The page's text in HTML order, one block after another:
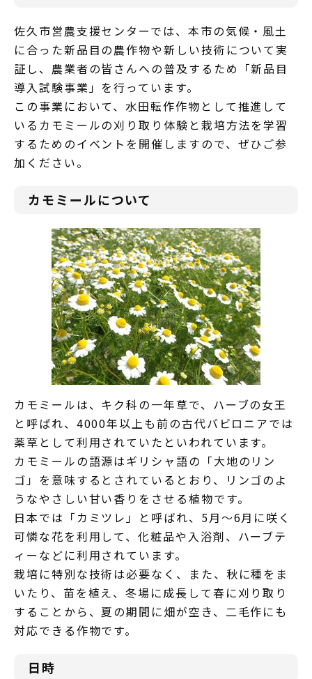
佐久市営農支援センターでは、本市の気候・風土
に合った新品目の農作物や新しい技術について実
証し、農業者の皆さんへの普及するため「新品目
導入試験事業」を行っています。
この事業において、水田転作作物として推進して
いるカモミールの刈り取り体験と栽培方法を学習
するためのイベントを開催しますので、ぜひご参
加ください。
カモミールについて
カモミールは、キク科の一年草で、ハーブの女王
と呼ばれ、4000年以上も前の古代バビロニアでは
薬草として利用されていたといわれています。
カモミールの語源はギリシャ語の「大地のリン
ゴ」を意味するとされているとおり、リンゴのよ
うなやさしい甘い香りをさせる植物です。
日本では「カミツレ」と呼ばれ、5月～6月に咲く
可憐な花を利用して、化粧品や入浴剤、ハーブテ
ィーなどに利用されています。
栽培に特別な技術は必要なく、また、秋に種をま
いたり、苗を植え、冬場に成長して春に刈り取り
することから、夏の期間に畑が空き、二毛作にも
対応できる作物です。
日時